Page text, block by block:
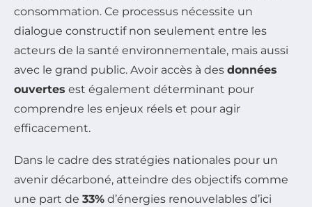
consommation. Ce processus nécessite un
dialogue constructif non seulement entre les
acteurs de la santé environnementale, mais aussi
avec le grand public. Avoir accès à des données
ouvertes est également déterminant pour
comprendre les enjeux réels et pour agir
efficacement.
Dans le cadre des stratégies nationales pour un
avenir décarboné, atteindre des objectifs comme
une part de 33% d’énergies renouvelables d’ici